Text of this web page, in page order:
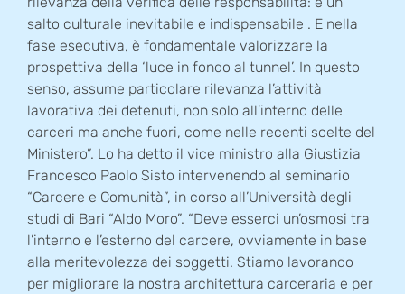
salto culturale inevitabile e indispensabile . E nella
fase esecutiva, è fondamentale valorizzare la
prospettiva della ‘luce in fondo al tunnel’. In questo
senso, assume particolare rilevanza l’attività
lavorativa dei detenuti, non solo all’interno delle
carceri ma anche fuori, come nelle recenti scelte del
Ministero”. Lo ha detto il vice ministro alla Giustizia
Francesco Paolo Sisto intervenendo al seminario
“Carcere e Comunità”, in corso all’Università degli
studi di Bari “Aldo Moro”. “Deve esserci un’osmosi tra
l’interno e l’esterno del carcere, ovviamente in base
alla meritevolezza dei soggetti. Stiamo lavorando
per migliorare la nostra architettura carceraria e per